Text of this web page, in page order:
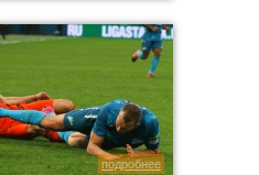
подробнее